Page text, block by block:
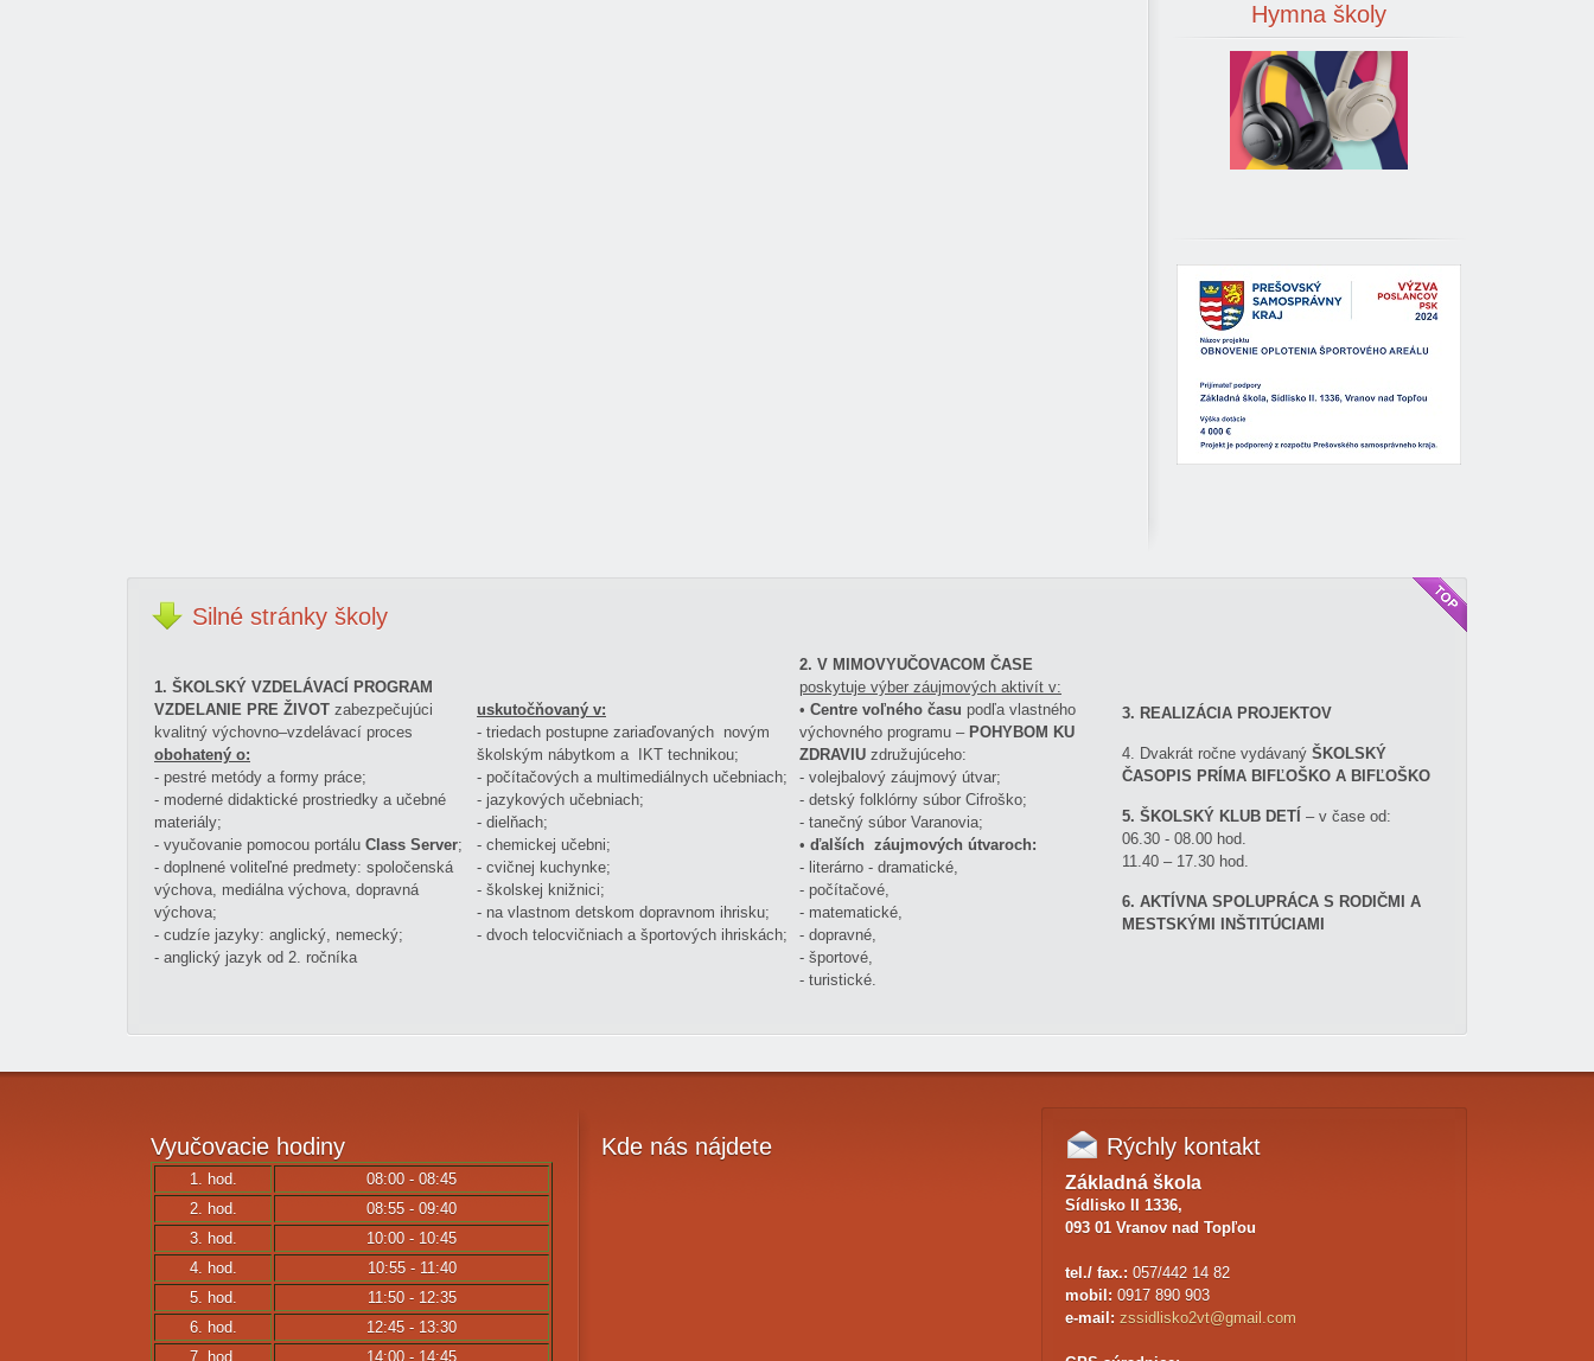
Hymna školy
Silné stránky školy
1. ŠKOLSKÝ VZDELÁVACÍ PROGRAM
VZDELANIE PRE ŽIVOT zabezpečujúci
kvalitný výchovno–vzdelávací proces
obohatený o:
- pestré metódy a formy práce;
- moderné didaktické prostriedky a učebné
materiály;
- vyučovanie pomocou portálu Class Server;
- doplnené voliteľné predmety: spoločenská
výchova, mediálna výchova, dopravná
výchova;
- cudzíe jazyky: anglický, nemecký;
- anglický jazyk od 2. ročníka
uskutočňovaný v:
- triedach postupne zariaďovaných novým
školským nábytkom a IKT technikou;
- počítačových a multimediálnych učebniach;
- jazykových učebniach;
- dielňach;
- chemickej učebni;
- cvičnej kuchynke;
- školskej knižnici;
- na vlastnom detskom dopravnom ihrisku;
- dvoch telocvičniach a športových ihriskách;
2. V MIMOVYUČOVACOM ČASE
poskytuje výber záujmových aktivít v:
• Centre voľného času podľa vlastného
výchovného programu – POHYBOM KU
ZDRAVIU združujúceho:
- volejbalový záujmový útvar;
- detský folklórny súbor Cifroško;
- tanečný súbor Varanovia;
• ďalších záujmových útvaroch:
- literárno - dramatické,
- počítačové,
- matematické,
- dopravné,
- športové,
- turistické.
3. REALIZÁCIA PROJEKTOV
4. Dvakrát ročne vydávaný ŠKOLSKÝ
ČASOPIS PRÍMA BIFĽOŠKO A BIFĽOŠKO
5. ŠKOLSKÝ KLUB DETÍ – v čase od:
06.30 - 08.00 hod.
11.40 – 17.30 hod.
6. AKTÍVNA SPOLUPRÁCA S RODIČMI A
MESTSKÝMI INŠTITÚCIAMI
Vyučovacie hodiny
1. hod.
08:00 - 08:45
2. hod.
08:55 - 09:40
3. hod.
10:00 - 10:45
4. hod.
10:55 - 11:40
5. hod.
11:50 - 12:35
6. hod.
12:45 - 13:30
7. hod.
14:00 - 14:45
Kdenás nájdete Rýchlykontakt
Základná škola
Sídlisko II 1336,
093 01 Vranov nad Topľou
tel./ fax.: 057/442 14 82
mobil: 0917 890 903
e-mail: zssidlisko2vt@gmail.com